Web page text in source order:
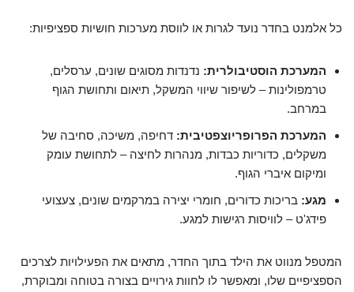
כל אלמנט בחדר נועד לגרות או לווסת מערכות חושיות ספציפיות:
המערכת הוסטיבולרית: נדנדות מסוגים שונים, ערסלים,
טרמפולינות – לשיפור שיווי המשקל, תיאום ותחושת הגוף
במרחב.
המערכת הפרופריוצפטיבית: דחיפה, משיכה, סחיבה של
משקלים, כדוריות כבדות, מנהרות לחיצה – לתחושת עומק
ומיקום איברי הגוף.
מגע: בריכות כדורים, חומרי יצירה במרקמים שונים, צעצועי
פידג'ט – לוויסות רגישות למגע.
המטפל מנווט את הילד בתוך החדר, מתאים את הפעילויות לצרכים
הספציפיים שלו, ומאפשר לו לחוות גירויים בצורה בטוחה ומבוקרת,